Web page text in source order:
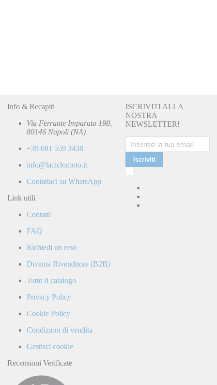
Info & Recapiti
Via Ferrante Imparato 198,
80146 Napoli (NA)
+39 081 559 3438
info@laciclomoto.it
Contattaci su WhatsApp
Link utili
Contatti
FAQ
Richiedi un reso
Diventa Rivenditore (B2B)
Tutto il catalogo
Privacy Policy
Cookie Policy
Condizioni di vendita
Gestisci cookie
Recensioni Verificate
ISCRIVITI ALLA
NOSTRA
NEWSLETTER!
Iscriviti
e
accetto
la